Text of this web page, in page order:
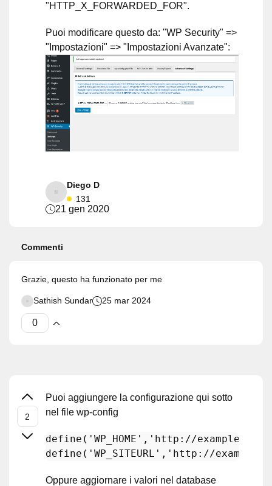
"HTTP_X_FORWARDED_FOR".
Puoi modificare questo da: "WP Security" =>
"Impostazioni" => "Impostazioni Avanzate":
Diego D
131
21 gen 2020
Commenti
Grazie, questo ha funzionato per me
Sathish Sundar 25 mar 2024
Puoi aggiungere la configurazione qui sotto
nel file wp-config
define ( 'WP_HOME' , 'http://example.com'
define ( 'WP_SITEURL' , 'http://
Oppure aggiornare i valori nel database